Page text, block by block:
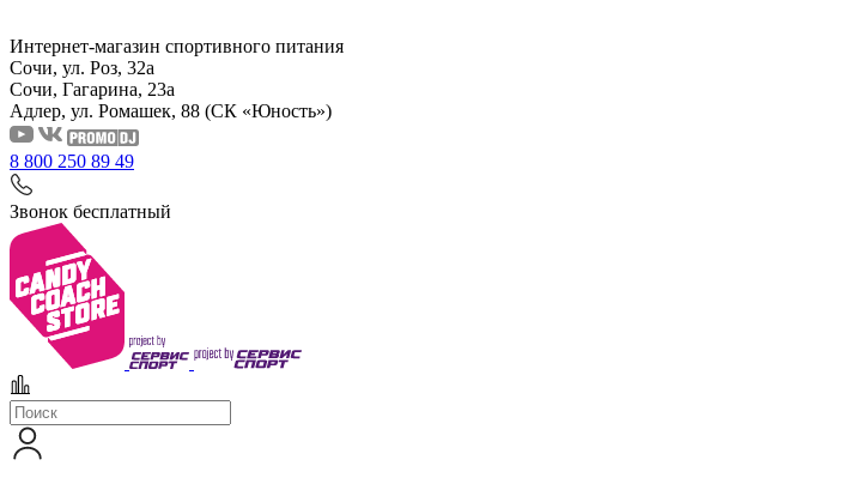
Интернет-магазин спортивного питания
Сочи, ул. Роз, 32а
Сочи, Гагарина, 23а
Адлер, ул. Ромашек, 88 (СК «Юность»)
8 800 250 89 49
Звонок бесплатный